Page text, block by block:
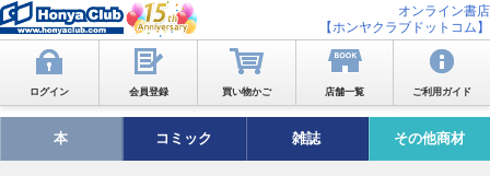
オンライン書店
【ホンヤクラブドットコム】
ログイン 会員登録 買い物かご 店舗一覧 ご利用ガイド
本 コミック 雑誌 その他商材